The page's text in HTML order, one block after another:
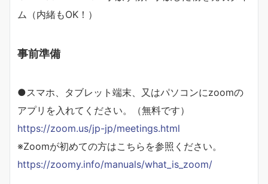
ム（内緒もOK！）
事前準備
●スマホ、タブレット端末、又はパソコンにzoomの
アプリを入れてください。（無料です）
https://zoom.us/jp-jp/meetings.html
※Zoomが初めての方はこちらを参照ください。
https://zoomy.info/manuals/what_is_zoom/